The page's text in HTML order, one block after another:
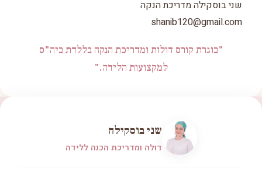
שני בוסקילה מדריכת הנקה
shanib120@gmail.com
"בוגרת קורס דולות ומדריכת הנקה בללדת ביה"ס
למקצועות הלידה."
שני בוסקילה
דולה ומדריכת הכנה ללידה